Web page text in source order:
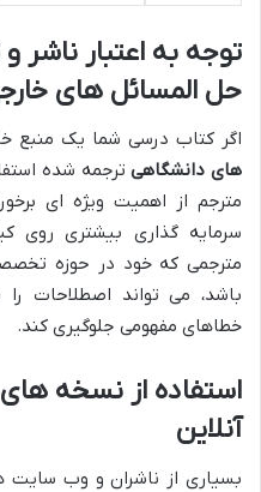
توجه به اعتبار
حل المسائل های
اگر کتاب درسی شما یک منبع
های دانشگاهیترجمه شده
مترجم از اهمیت ویژه ای
سرمایه گذاری بیشتری روی
مترجمی که خود در حوزه
باشد، می تواند اصطلاحات
خطاهای مفهومی جلوگیری کند.
استفاده از نسخه
آنلاین
بسیاری از ناشران و وب سایت